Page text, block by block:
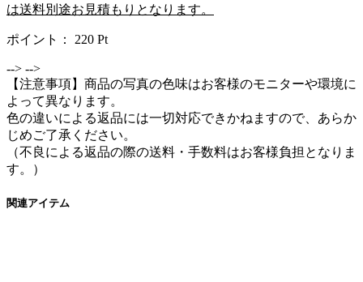
は送料別途お見積もりとなります。
ポイント： 220 Pt
--> -->
【注意事項】商品の写真の色味はお客様のモニターや環境に
よって異なります。
色の違いによる返品には一切対応できかねますので、あらか
じめご了承ください。
（不良による返品の際の送料・手数料はお客様負担となりま
す。）
関連アイテム